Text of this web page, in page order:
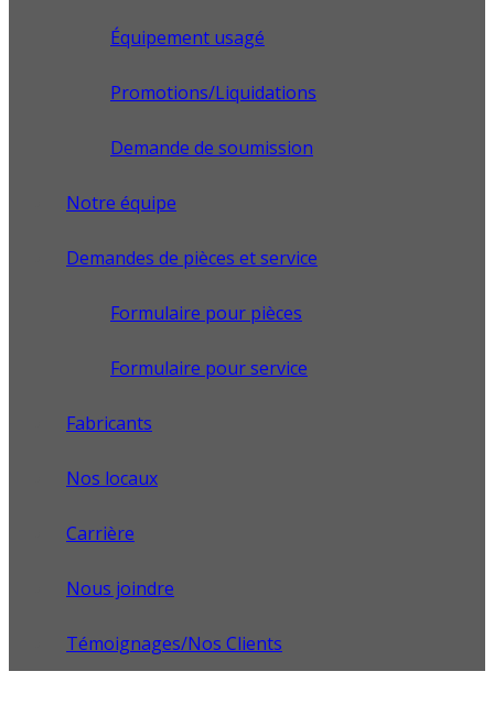
Équipement usagé
Promotions/Liquidations
Demande de soumission
Notre équipe
Demandes de pièces et service
Formulaire pour pièces
Formulaire pour service
Fabricants
Nos locaux
Carrière
Nous joindre
Témoignages/Nos Clients